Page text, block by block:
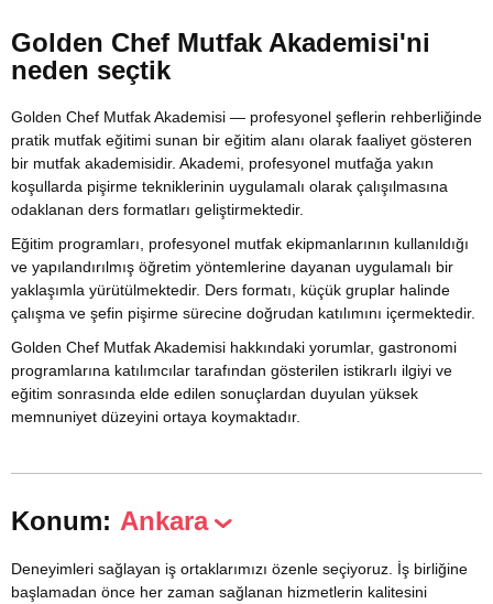
Golden Chef Mutfak Akademisi'ni
neden seçtik
Golden Chef Mutfak Akademisi — profesyonel şeflerin rehberliğinde
pratik mutfak eğitimi sunan bir eğitim alanı olarak faaliyet gösteren
bir mutfak akademisidir. Akademi, profesyonel mutfağa yakın
koşullarda pişirme tekniklerinin uygulamalı olarak çalışılmasına
odaklanan ders formatları geliştirmektedir.
Eğitim programları, profesyonel mutfak ekipmanlarının kullanıldığı
ve yapılandırılmış öğretim yöntemlerine dayanan uygulamalı bir
yaklaşımla yürütülmektedir. Ders formatı, küçük gruplar halinde
çalışma ve şefin pişirme sürecine doğrudan katılımını içermektedir.
Golden Chef Mutfak Akademisi hakkındaki yorumlar, gastronomi
programlarına katılımcılar tarafından gösterilen istikrarlı ilgiyi ve
eğitim sonrasında elde edilen sonuçlardan duyulan yüksek
memnuniyet düzeyini ortaya koymaktadır.
Konum: Ankara
Deneyimleri sağlayan iş ortaklarımızı özenle seçiyoruz. İş birliğine
başlamadan önce her zaman sağlanan hizmetlerin kalitesini